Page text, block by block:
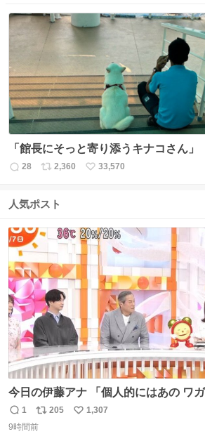
数
ス
ね
「館長にそっと寄り添うキナコさん」
返
数
28
リ
ス
数
2,360
い
33,570
人気ポスト
今日の伊藤アナ 「個人的にはあの ワガママなモモンガを是
非松平さんに成敗してほしい」 (手に刀を持ってモモ○ガを
返
信
1
リ
ポ
205
い
1,307
9時間前